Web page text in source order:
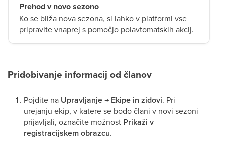
Prehod v novo sezono
Ko se bliža nova sezona, si lahko v platformi vse
pripravite vnaprej s pomočjo polavtomatskih akcij.
Pridobivanje informacij od članov
Pojdite na Upravljanje → Ekipe in zidovi. Pri
urejanju ekip, v katere se bodo člani v novi sezoni
prijavljali, označite možnost Prikaži v
registracijskem obrazcu.